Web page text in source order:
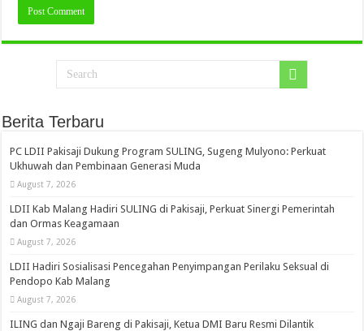
Berita Terbaru
PC LDII Pakisaji Dukung Program SULING, Sugeng Mulyono: Perkuat
Ukhuwah dan Pembinaan Generasi Muda
August 7, 2026
LDII Kab Malang Hadiri SULING di Pakisaji, Perkuat Sinergi Pemerintah
dan Ormas Keagamaan
August 7, 2026
LDII Hadiri Sosialisasi Pencegahan Penyimpangan Perilaku Seksual di
Pendopo Kab Malang
August 7, 2026
ILING dan Ngaji Bareng di Pakisaji, Ketua DMI Baru Resmi Dilantik